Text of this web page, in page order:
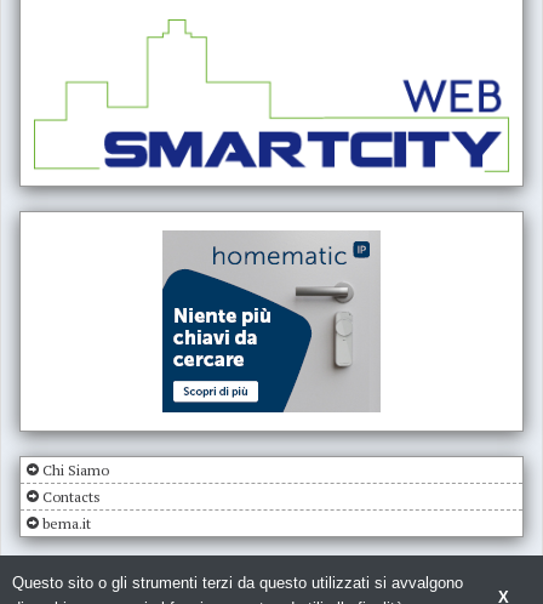
Chi Siamo
Contacts
bema.it
X
Questo sito o gli strumenti terzi da questo utilizzati si avvalgono